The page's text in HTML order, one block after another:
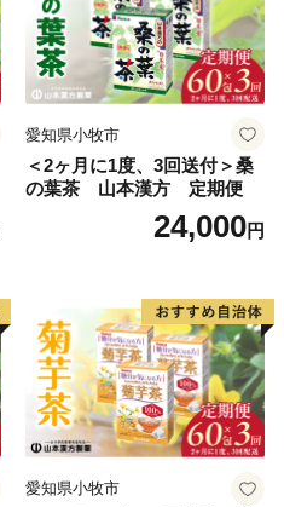
愛知県小牧市
＜2ヶ月に1度、3回送付＞桑
の葉茶 山本漢方 定期便
24,000円
愛知県小牧市